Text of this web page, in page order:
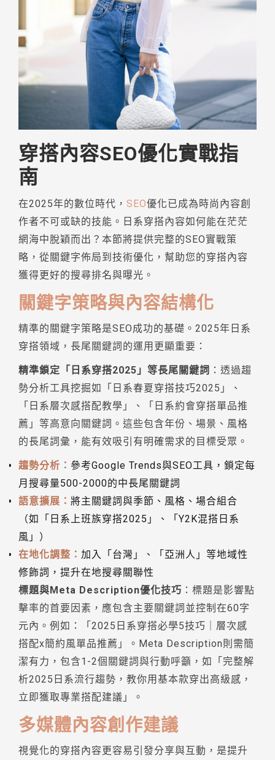
穿搭內容SEO優化實戰指
南
在2025年的數位時代， SEO優化已成為時尚內容創
作者不可或缺的技能。日系穿搭內容如何能在茫茫
網海中脫穎而出？本節將提供完整的SEO實戰策
略，從關鍵字佈局到技術優化，幫助您的穿搭內容
獲得更好的搜尋排名與曝光。
關鍵字策略與內容結構化
精準的關鍵字策略是SEO成功的基礎。2025年日系
穿搭領域，長尾關鍵詞的運用更顯重要：
精準鎖定「日系穿搭2025」等長尾關鍵詞 ：透過趨
勢分析工具挖掘如「日系春夏穿搭技巧2025」、
「日系層次感搭配教學」、「日系約會穿搭單品推
薦」等高意向關鍵詞。這些包含年份、場景、風格
的長尾詞彙，能有效吸引有明確需求的目標受眾。
趨勢分析： 參考Google Trends與SEO工具，鎖定每
月搜尋量500-2000的中長尾關鍵詞
語意擴展： 將主關鍵詞與季節、風格、場合組合
（如「日系上班族穿搭2025」、「Y2K混搭日系
風」）
在地化調整： 加入「台灣」、「亞洲人」等地域性
修飾詞，提升在地搜尋關聯性
標題與Meta Description優化技巧 ：標題是影響點
擊率的首要因素，應包含主要關鍵詞並控制在60字
元內。例如：「2025日系穿搭必學5技巧｜層次感
搭配x簡約風單品推薦」。Meta Description則需簡
潔有力，包含1-2個關鍵詞與行動呼籲，如「完整解
析2025日系流行趨勢，教你用基本款穿出高級感，
立即獲取專業搭配建議」。
多媒體內容創作建議
視覺化的穿搭內容更容易引發分享與互動，是提升